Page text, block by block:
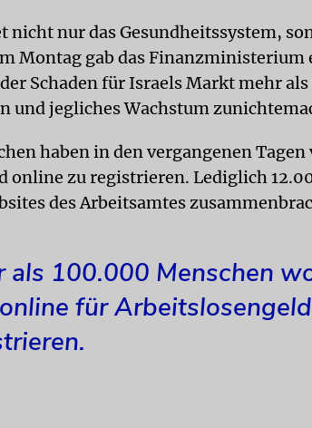
nicht nur das Gesundheitssystem,
Montag gab das Finanzministerium
Schaden für Israels Markt mehr
und jegliches Wachstum
haben in den vergangenen Tagen
online zu registrieren. Lediglich
des Arbeitsamtes
als 100.000 Menschen
für Arbeitslosengeld